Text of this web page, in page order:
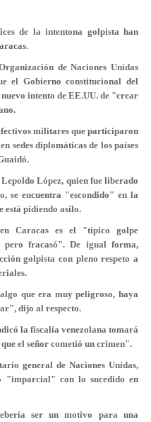
de la intentona golpista han
de Naciones Unidas
el Gobierno constitucional del
intento de EE.UU. de "crear
militares que participaron
sedes diplomáticas de los países
López, quien fue liberado
se encuentra "escondido" en la
está pidiendo asilo.
Caracas es el "típico golpe
pero fracasó". De igual forma,
golpista con pleno respeto a
que era muy peligroso, haya
dijo al respecto.
la fiscalía venezolana tomará
el señor cometió un crimen".
general de Naciones Unidas,
"imparcial" con lo sucedido en
ser un motivo para una